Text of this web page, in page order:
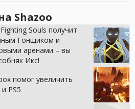
Shazoo
Souls получит
Гонщиком и
аренами – вы
Икс!
помог увеличить
PS5